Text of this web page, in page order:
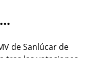
de Sanlúcar de